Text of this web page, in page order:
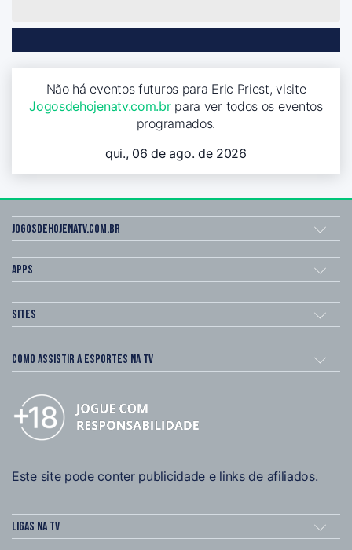
Não há eventos futuros para Eric Priest, visite
Jogosdehojenatv.com.brpara ver todos os eventos
programados.
qui., 06 de ago. de 2026
Jogosdehojenatv.com.br
Apps
Sites
Como assistir a esportes na TV
Este site pode conter publicidade e links de afiliados.
Ligas na TV